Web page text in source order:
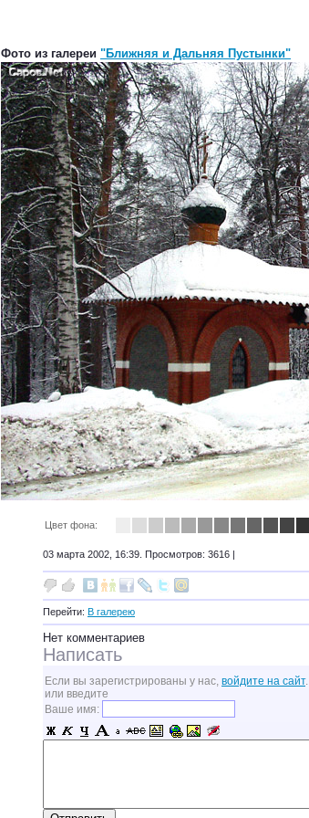
Фото из галереи "Ближняя и Дальняя Пустынки"
Цвет фона:
03 марта 2002, 16:39. Просмотров: 3616 |
Перейти: В галерею
Нет комментариев
Написать
Если вы зарегистрированы у нас, войдите на сайт.
или введите
Ваше имя: